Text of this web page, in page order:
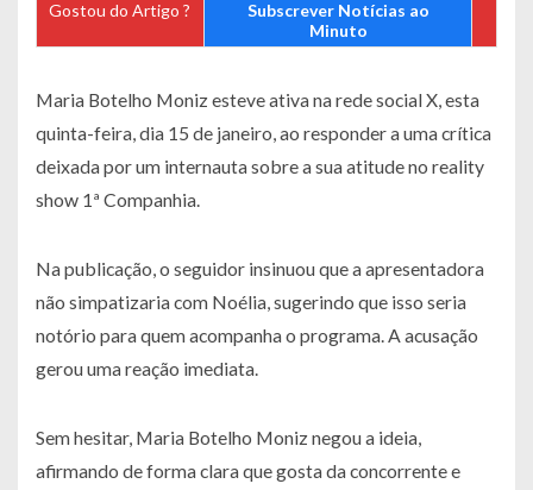
Gostou do Artigo ?
Subscrever Notícias ao
Minuto
Maria Botelho Moniz esteve ativa na rede social X, esta
quinta-feira, dia 15 de janeiro, ao responder a uma crítica
deixada por um internauta sobre a sua atitude no reality
show 1ª Companhia.
Na publicação, o seguidor insinuou que a apresentadora
não simpatizaria com Noélia, sugerindo que isso seria
notório para quem acompanha o programa. A acusação
gerou uma reação imediata.
Sem hesitar, Maria Botelho Moniz negou a ideia,
afirmando de forma clara que gosta da concorrente e